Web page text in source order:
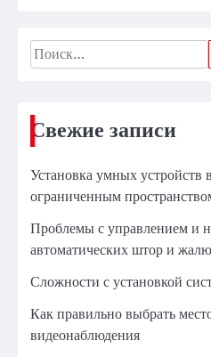
Найти:
Свежие записи
Установка умных устройств
ограниченным
Проблемы с управлением и
автоматических штор и
Сложности с установкой
Как правильно выбрать
видеонаблюдения